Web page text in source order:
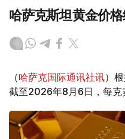
哈萨克斯坦黄金价
（哈萨克国际通讯社讯）
截至2026年8月6日，每克